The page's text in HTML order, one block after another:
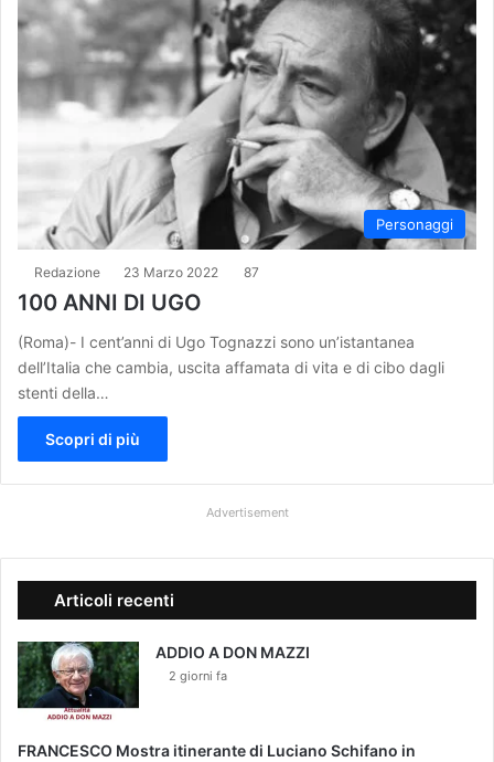
Personaggi
Redazione 23 Marzo 2022 87
100 ANNI DI UGO
(Roma)- I cent’anni di Ugo Tognazzi sono un’istantanea
dell’Italia che cambia, uscita affamata di vita e di cibo dagli
stenti della…
Scopri di più
Advertisement
Articoli recenti
ADDIO A DON MAZZI
2 giorni fa
FRANCESCO Mostra itinerante di Luciano Schifano in